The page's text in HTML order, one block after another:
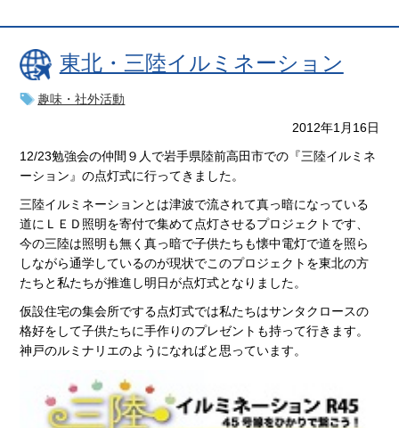
東北・三陸イルミネーション
趣味・社外活動
2012年1月16日
12/23勉強会の仲間９人で岩手県陸前高田市での『三陸イルミネ
ーション』の点灯式に行ってきました。
三陸イルミネーションとは津波で流されて真っ暗になっている
道にＬＥＤ照明を寄付で集めて点灯させるプロジェクトです、
今の三陸は照明も無く真っ暗で子供たちも懐中電灯で道を照ら
しながら通学しているのが現状でこのプロジェクトを東北の方
たちと私たちが推進し明日が点灯式となりました。
仮設住宅の集会所でする点灯式では私たちはサンタクロースの
格好をして子供たちに手作りのプレゼントも持って行きます。
神戸のルミナリエのようになればと思っています。